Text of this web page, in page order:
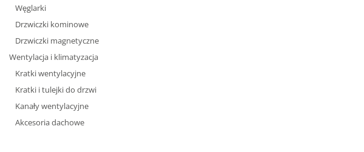
Węglarki
Drzwiczki kominowe
Drzwiczki magnetyczne
Wentylacja i klimatyzacja
Kratki wentylacyjne
Kratki i tulejki do drzwi
Kanały wentylacyjne
Akcesoria dachowe